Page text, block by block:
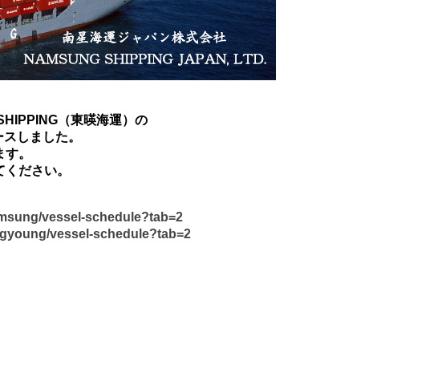
（東暎海運）の
しました。
。
ださい。
vessel-schedule?tab=2
vessel-schedule?tab=2